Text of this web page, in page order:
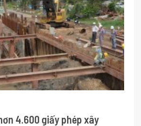
4.600 giấy phép xây